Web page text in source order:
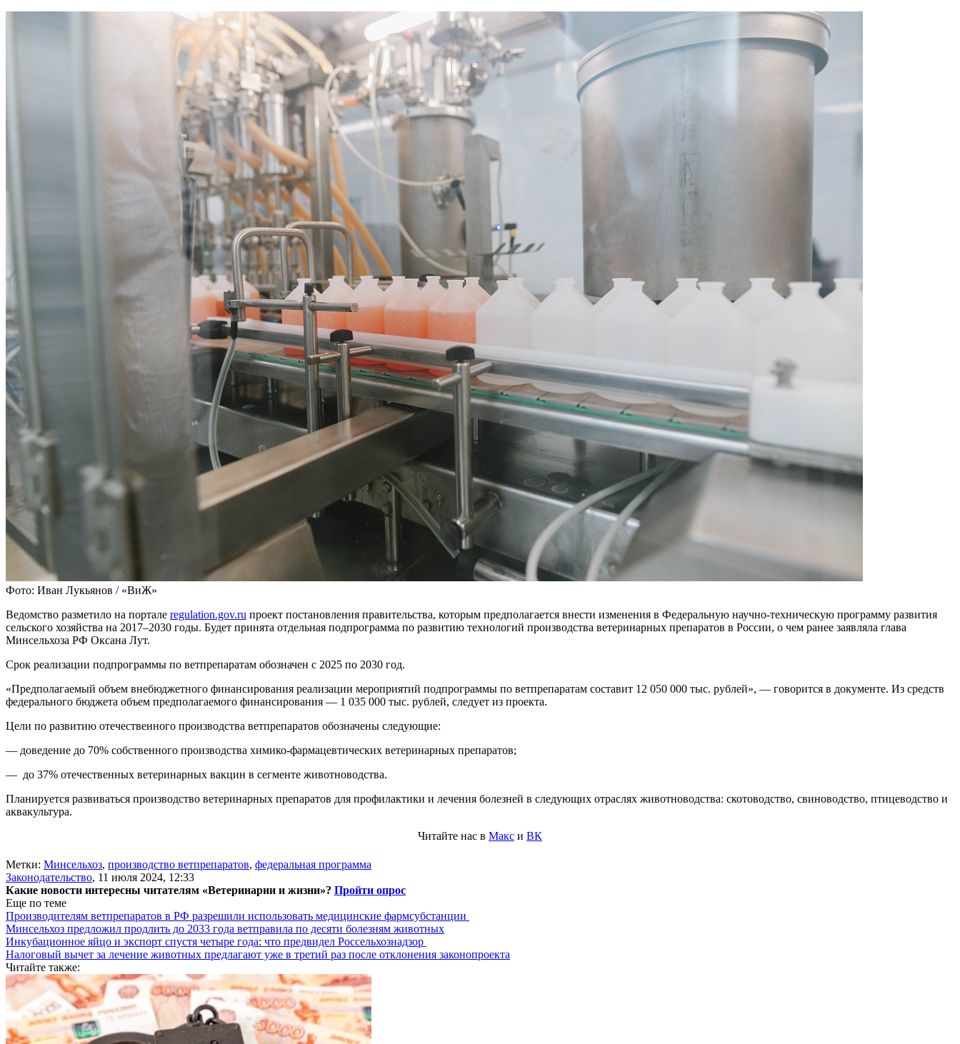
Фото: Иван Лукьянов / «ВиЖ»
Ведомство разметило на портале regulation.gov.ru проект постановления правительства, которым предполагается внести изменения в Федеральную научно-техническую программу развития
сельского хозяйства на 2017–2030 годы. Будет принята отдельная подпрограмма по развитию технологий производства ветеринарных препаратов в России, о чем ранее заявляла глава
Минсельхоза РФ Оксана Лут.
Срок реализации подпрограммы по ветпрепаратам обозначен с 2025 по 2030 год.
«Предполагаемый объем внебюджетного финансирования реализации мероприятий подпрограммы по ветпрепаратам составит 12 050 000 тыс. рублей», — говорится в документе. Из средств
федерального бюджета объем предполагаемого финансирования — 1 035 000 тыс. рублей, следует из проекта.
Цели по развитию отечественного производства ветпрепаратов обозначены следующие:
— доведение до 70% собственного производства химико-фармацевтических ветеринарных препаратов;
— до 37% отечественных ветеринарных вакцин в сегменте животноводства.
Планируется развиваться производство ветеринарных препаратов для профилактики и лечения болезней в следующих отраслях животноводства: скотоводство, свиноводство, птицеводство и
аквакультура.
Читайте нас в Макс и ВК
Метки: Минсельхоз, производство ветпрепаратов, федеральная программа
Законодательство, 11 июля 2024, 12:33
Какие новости интересны читателям «Ветеринарии и жизни»? Пройти опрос
Еще по теме
Производителям ветпрепаратов в РФ разрешили использовать медицинские фармсубстанции
Минсельхоз предложил продлить до 2033 года ветправила по десяти болезням животных
Инкубационное яйцо и экспорт спустя четыре года: что предвидел Россельхознадзор
Налоговый вычет за лечение животных предлагают уже в третий раз после отклонения законопроекта
Читайте также: